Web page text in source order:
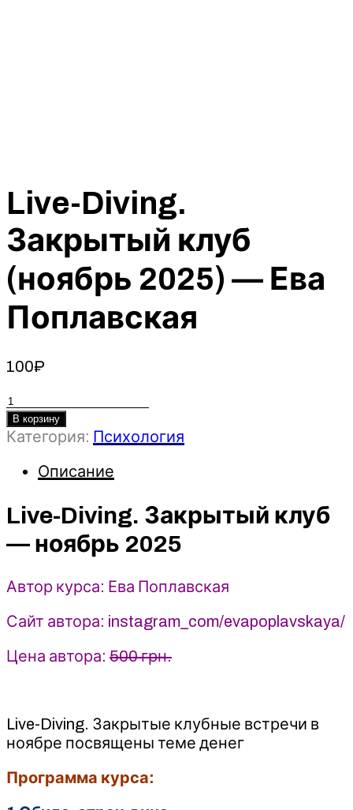
Live-Diving.
Закрытый клуб
(ноябрь 2025) — Ева
Поплавская
100₽
Количество
товара
Live-
Закрытый
(ноябрь
2025)
-
Поплавская
В корзину
Категория: Психология
Описание
Live-Diving. Закрытый клуб
— ноябрь 2025
Автор курса: Ева Поплавская
Сайт автора: instagram_com/evapoplavskaya/
Цена автора: 500 грн.
Live-Diving. Закрытые клубные встречи в
ноябре посвящены теме денег
Программа курса: